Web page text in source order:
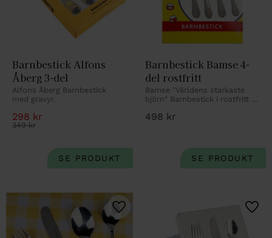
Barnbestick Alfons
Åberg 3-del
Alfons Åberg Barnbestick
med gravyr.
298 kr
349kr
Barnbestick Bamse 4-
del rostfritt
Bamse "Världens starkaste
björn" Barnbestick i rostfritt
498 kr
Lägg till i favoriter